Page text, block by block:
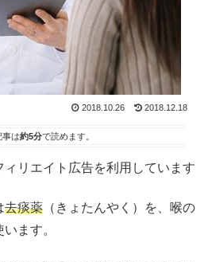
2018.10.26 2018.12.18
事は約5分で読めます。
ィリエイト広告を利用しています
去痰薬 （きょたんやく）を、喉の
います。